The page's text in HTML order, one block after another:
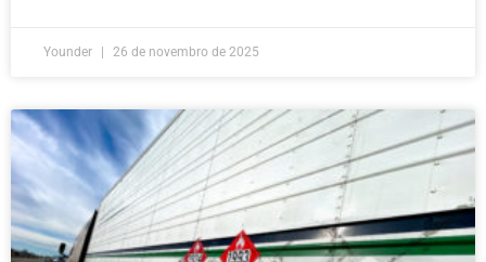
Younder 26 de novembro de 2025